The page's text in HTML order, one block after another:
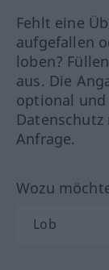
Fehlt eine
aufgefallen
loben?
aus. Die
optional
Anfrage.
Wozu